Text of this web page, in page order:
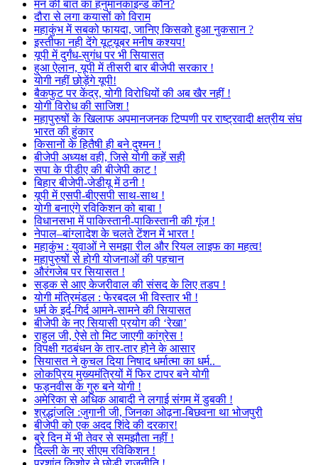
मन की बात का हनुमानकाइन्ड कौन?
दौरा से लगा कयासों को विराम
महाकुंभ में सबको फायदा, जानिए किसको हुआ नुकसान ?
इस्तीफा नही देंगे यूट्यूबर मनीष कश्यप!
यूपी में दुर्गंध-सुगंध पर भी सियासत
हुआ ऐलान, यूपी में तीसरी बार बीजेपी सरकार !
योगी नहीं छोड़ेंगे यूपी!
बैकफुट पर केंद्र, योगी विरोधियों की अब खैर नहीं !
योगी विरोध की साजिश !
महापुरुषों के खिलाफ अपमानजनक टिप्पणी पर राष्ट्रवादी क्षत्रीय संघ
भारत की हुंकार
किसानों के हितैषी ही बने दुश्मन !
बीजेपी अध्यक्ष वही, जिसे योगी कहें सही
सपा के पीडीए की बीजेपी काट !
बिहार बीजेपी-जेडीयू में ठनी !
यूपी में एसपी-बीएसपी साथ-साथ !
योगी बनाएंगे रविकिशन को बाबा !
विधानसभा में पाकिस्तानी-पाकिस्तानी की गूंज !
नेपाल–बांग्लादेश के चलते टेंशन में भारत !
महाकुंभ : युवाओं ने समझा रील और रियल लाइफ का महत्व!
महापुरुषों से होगी योजनाओं की पहचान
औरंगजेब पर सियासत !
सड़क से आए केजरीवाल की संसद के लिए तडप !
योगी मंत्रिमंडल : फेरबदल भी विस्तार भी !
धर्म के इर्द-गिर्द आमने-सामने की सियासत
बीजेपी के नए सियासी प्रयोग की ‘रेखा’
राहुल जी, ऐसे तो मिट जाएगी कांग्रेस !
विपक्षी गठबंधन के तार-तार होने के आसार
सियासत ने कुचल दिया निषाद धर्मात्मा का धर्म..
लोकप्रिय मुख्यमंत्रियों में फिर टापर बने योगी
फड़नवीस के गुरु बने योगी !
अमेरिका से अधिक आबादी ने लगाई संगम में डुबकी !
श्रद्धांजलि :जुगानी जी, जिनका ओढ़ना-बिछवना था भोजपुरी
बीजेपी को एक अदद शिंदे की दरकार!
बुरे दिन में भी तेवर से समझौता नहीं !
दिल्ली के नए सीएम रविकिशन !